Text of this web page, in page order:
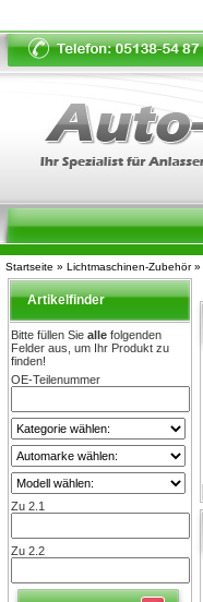
Startseite » Lichtmaschinen-Zubehör»
Artikelfinder
Bitte füllen Sie alle folgenden
Felder aus, um Ihr Produkt zu
finden!
OE-Teilenummer
Zu 2.1
Zu 2.2